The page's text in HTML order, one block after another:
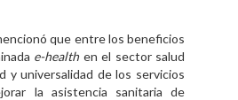
que entre los beneficios
e-health en el sector salud
y universalidad de los servicios
la asistencia sanitaria de